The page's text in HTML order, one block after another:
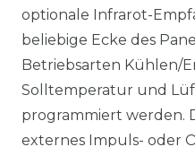
optionale Infrarot-
beliebige Ecke des
Betriebsarten Kühlen/
Solltemperatur und
programmiert werden.
externes Impuls- oder